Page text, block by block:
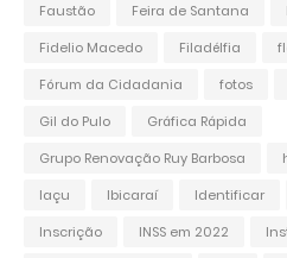
Faustão
Feira de Santana
Fidelio Macedo
Filadélfia
Fórum da Cidadania
fotos
Gil do Pulo
Gráfica Rápida
Grupo Renovação Ruy Barbosa
Iaçu
Ibicaraí Identificar
Inscrição
INSS em 2022